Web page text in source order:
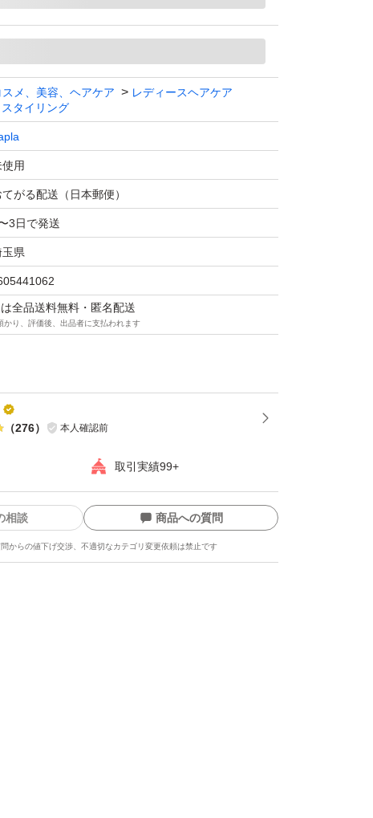
スメ、美容、ヘアケア
レディースヘアケア
スタイリング
用
てがる配送（日本郵便）
3日で発送
玉県
全品送料無料・匿名配送
かり、評価後、出品者に支払われます
（276） 本人確認前
取引実績99+
相談 商品への質問
からの値下げ交渉、不適切なカテゴリ変更依頼は禁止です